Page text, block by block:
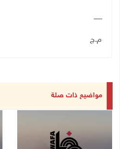
ــــــــ
م.ج
مواضيع ذات صلة